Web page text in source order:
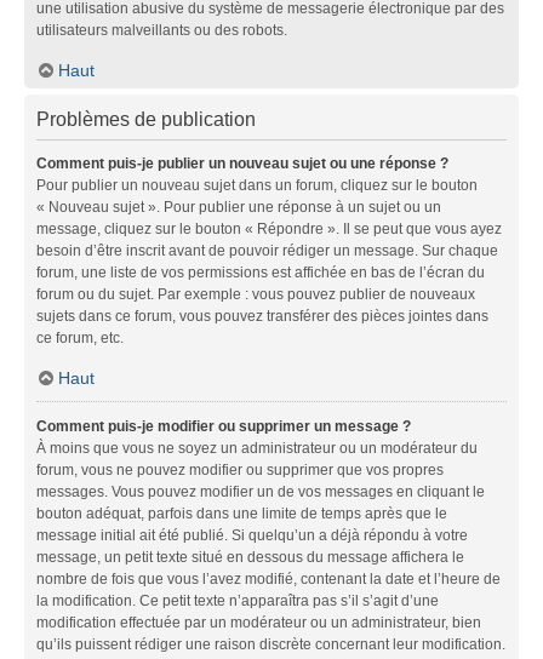
une utilisation abusive du système de messagerie électronique par des
utilisateurs malveillants ou des robots.
Haut
Problèmes de publication
Comment puis-je publier un nouveau sujet ou une réponse ?
Pour publier un nouveau sujet dans un forum, cliquez sur le bouton
« Nouveau sujet ». Pour publier une réponse à un sujet ou un
message, cliquez sur le bouton « Répondre ». Il se peut que vous ayez
besoin d’être inscrit avant de pouvoir rédiger un message. Sur chaque
forum, une liste de vos permissions est affichée en bas de l’écran du
forum ou du sujet. Par exemple : vous pouvez publier de nouveaux
sujets dans ce forum, vous pouvez transférer des pièces jointes dans
ce forum, etc.
Haut
Comment puis-je modifier ou supprimer un message ?
À moins que vous ne soyez un administrateur ou un modérateur du
forum, vous ne pouvez modifier ou supprimer que vos propres
messages. Vous pouvez modifier un de vos messages en cliquant le
bouton adéquat, parfois dans une limite de temps après que le
message initial ait été publié. Si quelqu’un a déjà répondu à votre
message, un petit texte situé en dessous du message affichera le
nombre de fois que vous l’avez modifié, contenant la date et l’heure de
la modification. Ce petit texte n’apparaîtra pas s’il s’agit d’une
modification effectuée par un modérateur ou un administrateur, bien
qu’ils puissent rédiger une raison discrète concernant leur modification.